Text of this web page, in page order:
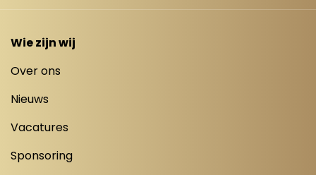
Wie zijn wij
Over ons
Nieuws
Vacatures
Sponsoring